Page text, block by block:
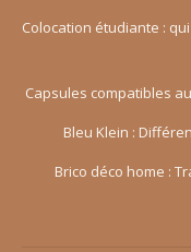
Colocation étudiante :
Capsules compatibles
Bleu Klein :
Brico déco home :